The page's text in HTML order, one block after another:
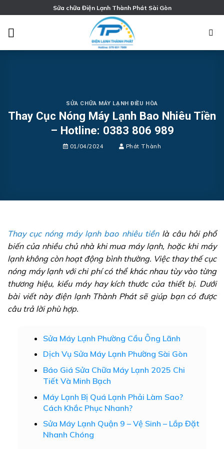
đến
nội
Sửa chữa Điện Lạnh Thành Phát Sài Gòn
SỬA CHỮA MÁY LẠNH ĐIỀU HÒA
Thay Cục Nóng Máy Lạnh Bao Nhiêu Tiền
– Hotline: 0383 806 989
01/04/2024 Phát Thành
Thay cục nóng máy lạnh bao nhiêu tiềnlà câu hỏi phổ
biến của nhiều chủ nhà khi mua máy lạnh, hoặc khi máy
lạnh không còn hoạt động bình thường. Việc thay thế cục
nóng máy lạnh với chi phí có thể khác nhau tùy vào từng
thương hiệu, kiểu máy hay kích thước của thiết bị. Dưới
bài viết này điện lạnh Thành Phát sẽ giúp bạn có được
câu trả lời phù hợp.
Sửa Máy Lạnh Phường Cầu Ông Lãnh
Dịch Vụ Sửa Máy Lạnh Phường Sài Gòn
Báo Giá Sửa Chữa Máy Lạnh 2025 Chi
Tiết Và Minh Bạch
Máy Lạnh Bị Quá Lạnh Phải Làm Sao?
Cách Khắc Phục Nhanh?
Sửa Máy Lạnh Quận 9 – Vệ Sinh – Lắp Đặt
Nhanh Chóng